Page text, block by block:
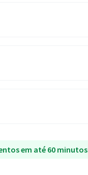
em até 60 minutos